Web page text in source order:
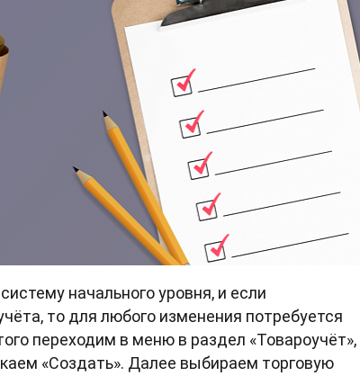
начального уровня, и если
то для любого изменения потребуется
переходим в меню в раздел «Товароучёт»,
«Создать». Далее выбираем торговую